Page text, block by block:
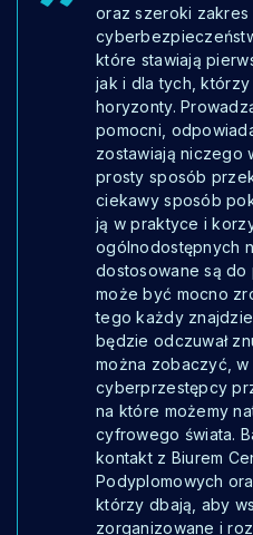
oraz szeroki
które stawiają
jak i dla tych,
horyzonty.
pomocni,
zostawiają niczego
prosty sposób
ciekawy sposób
ją w praktyce i
ogólnodostępnych
dostosowane są
może być mocno
tego każdy
będzie odczuwał
można zobaczyć,
cyberprzestępcy
na które możemy
cyfrowego świata.
kontakt z Biurem
Podyplomowych
którzy dbają, aby
zorganizowane i